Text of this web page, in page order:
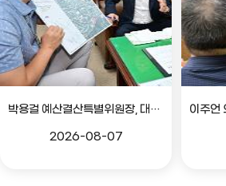
박용걸 예산결산특별위원장, 대공원로 확장공사 현안점검 간담회
2026-08-07